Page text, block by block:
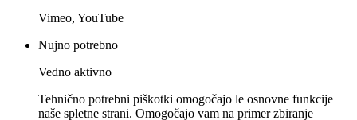
Vimeo, YouTube
Nujno potrebno
Vedno aktivno
Tehnično potrebni piškotki omogočajo le osnovne funkcije
naše spletne strani. Omogočajo vam na primer zbiranje